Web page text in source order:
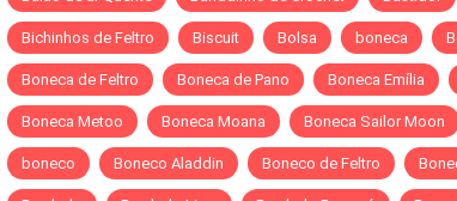
Bichinhos de Feltro Biscuit Bolsa boneca
Boneca de Feltro Boneca de Pano Boneca Emília
Boneca Metoo Boneca Moana Boneca Sailor Moon
boneco Boneco Aladdin Boneco de Feltro